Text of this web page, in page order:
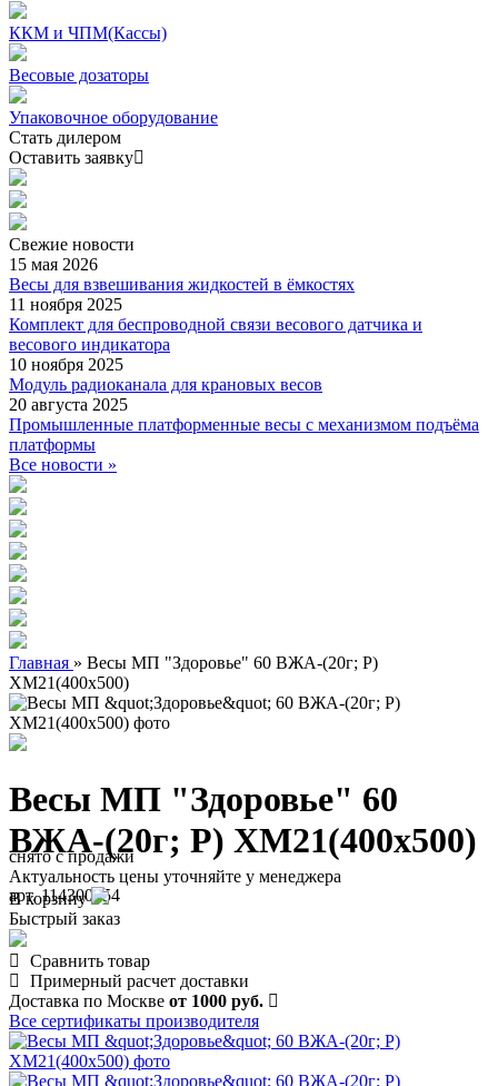
ККМ и ЧПМ(Кассы)
Весовые дозаторы
Упаковочное оборудование
Стать дилером
Оставить заявку
Свежие новости
15 мая 2026
Весы для взвешивания жидкостей в ёмкостях
11 ноября 2025
Комплект для беспроводной связи весового датчика и
весового индикатора
10 ноября 2025
Модуль радиоканала для крановых весов
20 августа 2025
Промышленные платформенные весы с механизмом подъёма
платформы
Все новости »
Главная » Весы МП "Здоровье" 60 ВЖА-(20г; Р)
ХМ21(400х500)
Весы МП "Здоровье" 60
ВЖА-(20г; Р) ХМ21(400х500)
арт. 114300054
снято с продажи
Актуальность цены уточняйте у менеджера
В корзину
Быстрый заказ
Сравнить товар
Примерный расчет доставки
Доставка по Москве от 1000 руб.
Все сертификаты производителя